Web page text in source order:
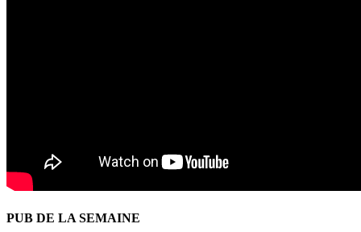
PUB DE LA SEMAINE